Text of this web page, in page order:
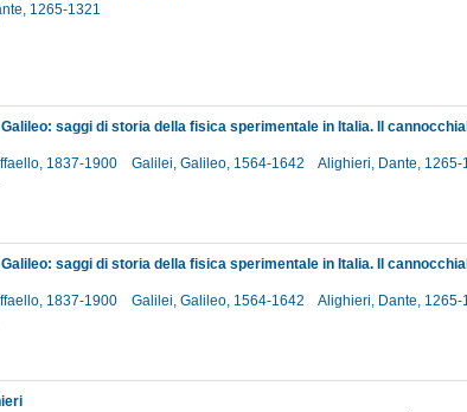
1265-1321
Galileo: saggi di storia della fisica sperimentale in Italia. Il
1837-1900
Galilei, Galileo, 1564-1642
Alighieri, Dante, 1265-
Galileo: saggi di storia della fisica sperimentale in Italia. Il
1837-1900
Galilei, Galileo, 1564-1642
Alighieri, Dante, 1265-